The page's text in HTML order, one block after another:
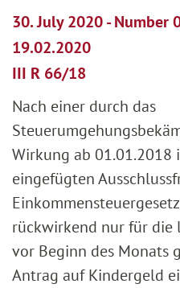
30. July 2020 - Number
19.02.2020
III R 66/18
Nach einer durch das
Wirkung ab 01.01.2018
eingefügten
rückwirkend nur für die
vor Beginn des Monats
Antrag auf Kindergeld